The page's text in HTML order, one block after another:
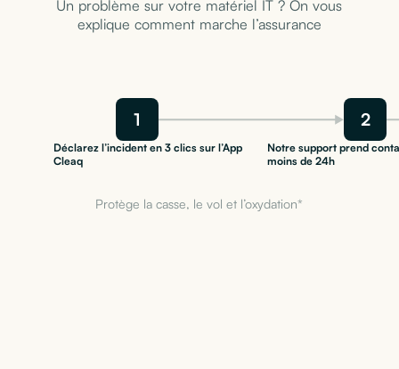
Un problème sur votre matériel IT ? On vous
explique comment marche l’assurance
1 2
Déclarez l’incident en 3 clics sur l’App
Cleaq
Notre support prend
moins de 24h
Protège la casse, le vol et l’oxydation*